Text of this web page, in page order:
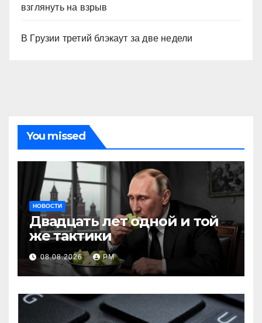
взглянуть на взрыв
В Грузии третий блэкаут за две недели
You missed
НОВОСТИ
Двадцать лет одной и той
же тактики
08.08.2026 РМ